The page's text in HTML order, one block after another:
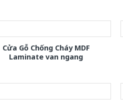
Cửa Gỗ Chống Cháy MDF
Laminate van ngang